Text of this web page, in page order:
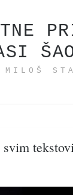
MILOŠ